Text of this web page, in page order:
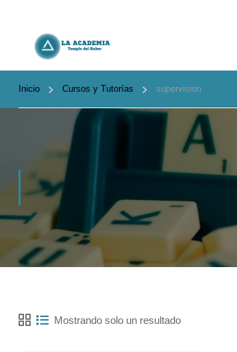
Inicio Cursos y Tutorías supervision
Mostrando solo un resultado